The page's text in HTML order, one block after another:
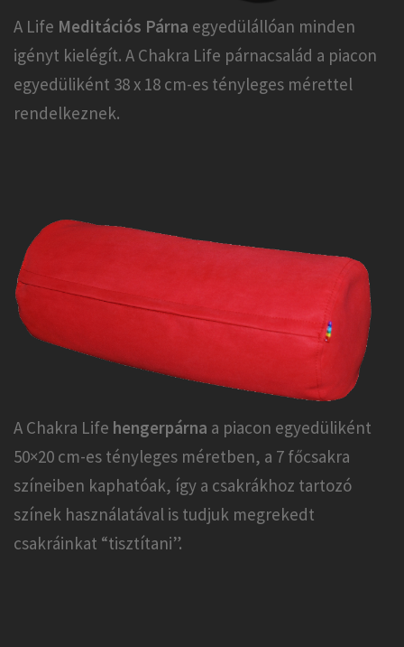
A Life Meditációs Párna egyedülállóan minden
igényt kielégít. A Chakra Life párnacsalád a piacon
egyedüliként 38 x 18 cm-es tényleges mérettel
rendelkeznek.
A Chakra Life hengerpárna a piacon egyedüliként
50×20 cm-es tényleges méretben, a 7 főcsakra
színeiben kaphatóak, így a csakrákhoz tartozó
színek használatával is tudjuk megrekedt
csakráinkat “tisztítani”.